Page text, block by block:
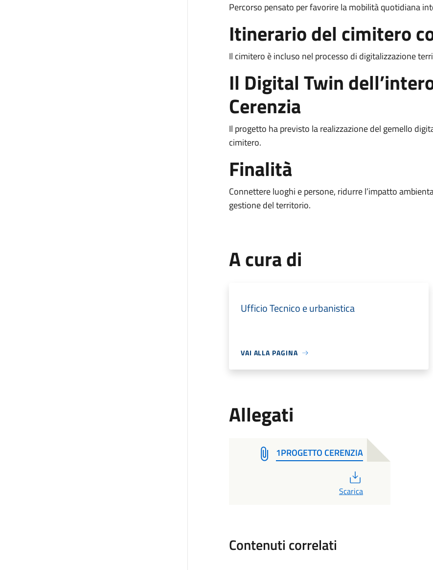
Percorso pensato per favorire la mobilità quotidiana
Itinerario del cimitero
Il cimitero è incluso nel processo di digitalizzazione
Il Digital Twin
Cerenzia
Il progetto ha previsto la realizzazione del gemello
cimitero.
Finalità
Connettere luoghi e persone, ridurre l’impatto
gestione del territorio.
A cura di
Ufficio Tecnico e urbanistica
VAI ALLA PAGINA
Allegati
1PROGETTO CERENZIA
Scarica
Contenuti correlati